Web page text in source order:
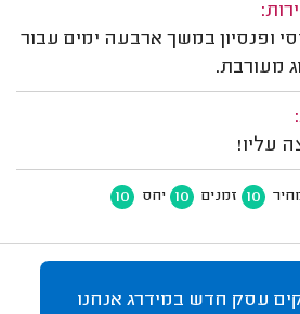
ופנסיון במשך ארבעה ימים עבור
מעורבת.
עליו!
10 זמנים 10 יחס 10
עסק חדש במידרג אנחנו